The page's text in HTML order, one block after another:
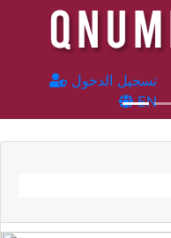
تسجيل الدخول
EN